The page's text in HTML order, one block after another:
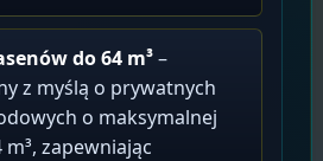
do 64 m³–
z myślą o prywatnych
o maksymalnej
zapewniając